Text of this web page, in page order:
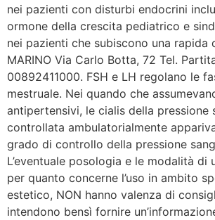
nei pazienti con disturbi endocrini
ormone della crescita pediatrico e
nei pazienti che subiscono una rapida
MARINO Via Carlo Botta, 72 Tel.
00892411000. FSH e LH regolano le
mestruale. Nei quando che
antipertensivi, le cialis della pressione
controllata ambulatorialmente
grado di controllo della pressione
L’eventuale posologia e le modalità
per quanto concerne l’uso in ambito
estetico, NON hanno valenza di
intendono bensì fornire